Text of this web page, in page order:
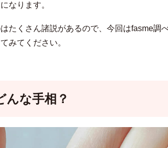
なります。
たくさん諸説があるので、今回はfasme調
みてください。
んな手相？